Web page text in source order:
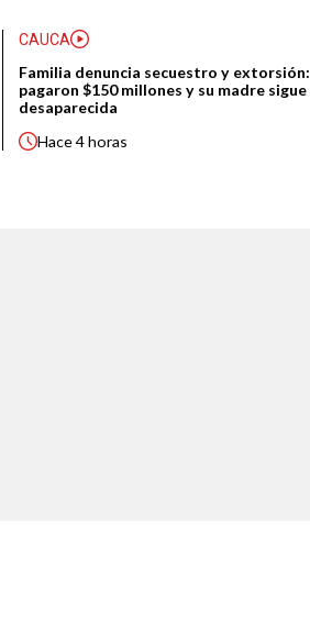
CAUCA
Familia denuncia secuestro y extorsión:
pagaron $150 millones y su madre sigue
desaparecida
Hace4 horas